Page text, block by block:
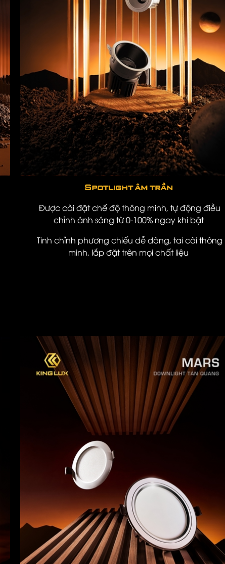
Đèn gắn tường
Đèn chiếu điểm gắn trần
Đèn sự cố
Đèn EXIT
Spotlight âm trần
Được cài đặt chế độ thông minh, tự động điều
chỉnh ánh sáng từ 0-100% ngay khi bật
Tinh chỉnh phương chiếu dễ dàng, tai cài thông
minh, lắp đặt trên mọi chất liệu